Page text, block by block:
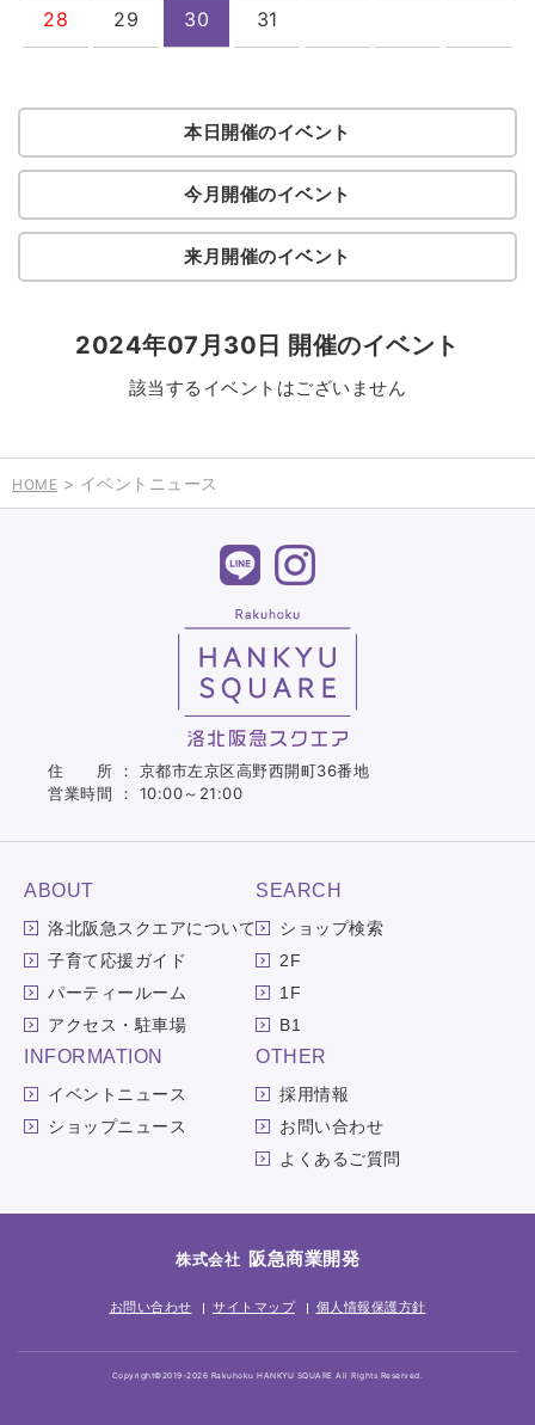
28 29 30 31
本日開催のイベント
今月開催のイベント
来月開催のイベント
2024年07月30日 開催のイベント
該当するイベントはございません
HOME > イベントニュース
住 所 ： 京都市左京区高野西開町36番地
営業時間 ： 10:00～21:00
ABOUT
洛北阪急スクエアについて
子育て応援ガイド
パーティールーム
アクセス・駐車場
SEARCH
ショップ検索
2F
1F
B1
INFORMATION
イベントニュース
ショップニュース
OTHER
採用情報
お問い合わせ
よくあるご質問
株式会社 阪急商業開発
お問い合わせ サイトマップ 個人情報保護方針
Copyright©2019-2026 Rakuhoku HANKYU SQUARE All Rights Reserved.